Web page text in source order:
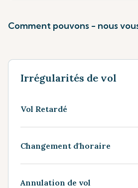
Comment pouvons - nous
Irrégularités de vol
Vol Retardé
Changement d'horaire
Annulation de vol